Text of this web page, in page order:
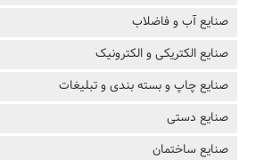
صنایع آب و فاضلاب
صنایع الکتریکی و الکترونیک
صنایع چاپ و بسته بندی و تبلیغات
صنایع دستی
صنایع ساختمان